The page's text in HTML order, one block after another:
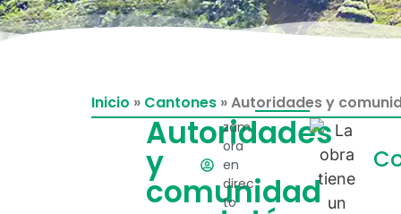
Inicio » Cantones »Autoridades y
Autoridades
y
comunidad
zam
ora
en
direc
to